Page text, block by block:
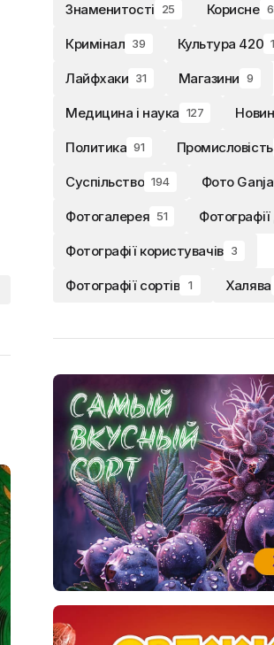
Знаменитості 25 Корисне
Кримінал 39 Культура 420
Лайфхаки 31 Магазини 9
Медицина і наука 127
Политика 91 Промисловість
Суспільство 194 Фото
Фотогалерея 51 Фотографії
Фотографії користувачів 3
Фотографії сортів 1 Халява